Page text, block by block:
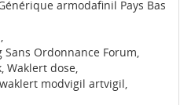
armodafinil Pays Bas
Ordonnance Forum,
Waklert dose,
modvigil artvigil,